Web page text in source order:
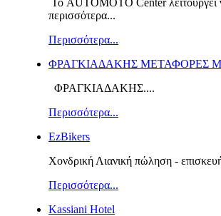
Το AUTOMOTO Center λειτουργεί
περισσότερα...
Περισσότερα...
ΦΡΑΓΚΙΑΔΑΚΗΣ ΜΕΤΑΦΟΡΕΣ
ΦΡΑΓΚΙΑΔΑΚΗΣ....
Περισσότερα...
EzBikers
Χονδρική Λιανική πώληση -
Περισσότερα...
Kassiani Hotel